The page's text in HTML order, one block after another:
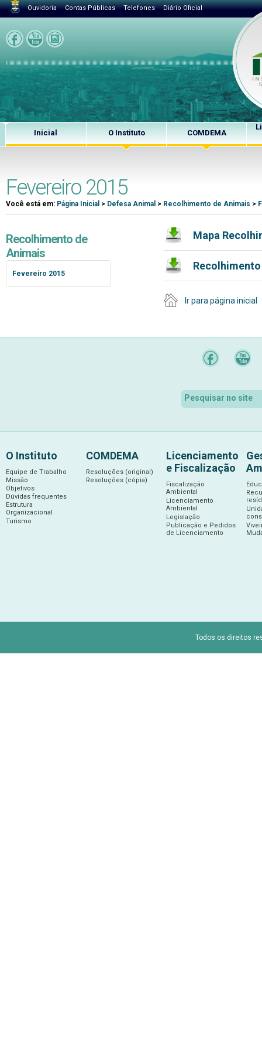
Ouvidoria Contas Públicas Telefones Diário Oficial
Inicial O Instituto COMDEMA
Fevereiro 2015
Você está em: Página Inicial > Defesa Animal > Recolhimento de Animais >
Recolhimento de
Animais
Fevereiro 2015
Mapa
Ir para página inicial
O Instituto
Equipe de Trabalho
Missão
Objetivos
Dúvidas frequentes
Estrutura
Organizacional
Turismo
COMDEMA
Resoluções (original)
Resoluções (cópia)
Licenciamento
e Fiscalização
Fiscalização
Ambiental
Licenciamento
Ambiental
Legislação
Publicação e Pedidos
de Licenciamento
Todos os direitos